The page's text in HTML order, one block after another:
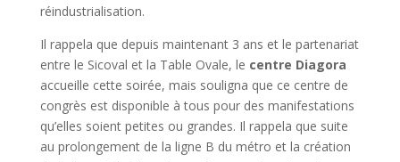
réindustrialisation.
Il rappela que depuis maintenant 3 ans et le partenariat
entre le Sicoval et la Table Ovale, le centre Diagora
accueille cette soirée, mais souligna que ce centre de
congrès est disponible à tous pour des manifestations
qu’elles soient petites ou grandes. Il rappela que suite
au prolongement de la ligne B du métro et la création